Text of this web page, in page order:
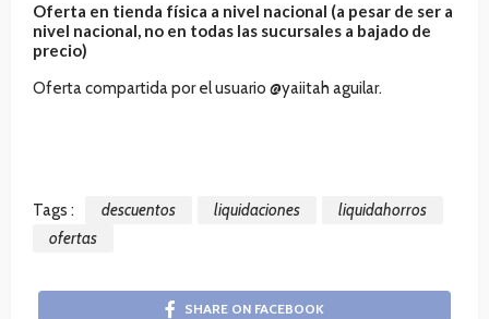
Oferta en tienda física a nivel nacional (a pesar de ser a
nivel nacional, no en todas las sucursales a bajado de
precio)
Oferta compartida por el usuario @yaiitah aguilar.
Tags : descuentos liquidaciones
liquidahorros
ofertas
SHARE ON FACEBOOK